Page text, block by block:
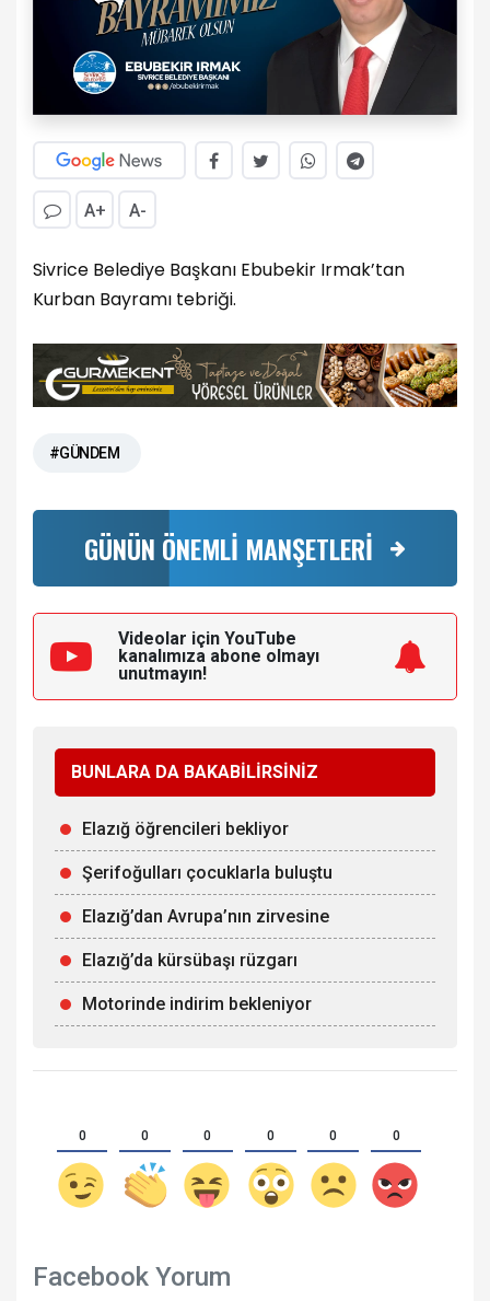
A+ A-
Sivrice Belediye Başkanı Ebubekir Irmak’tan
Kurban Bayramı tebriği.
#GÜNDEM
GÜNÜN ÖNEMLİ MANŞETLERİ
Videolar için YouTube
kanalımıza abone olmayı
unutmayın!
BUNLARA DA BAKABİLİRSİNİZ
Elazığ öğrencileri bekliyor
Şerifoğulları çocuklarla buluştu
Elazığ’dan Avrupa’nın zirvesine
Elazığ’da kürsübaşı rüzgarı
Motorinde indirim bekleniyor
0 0 0 0 0 0
Facebook Yorum